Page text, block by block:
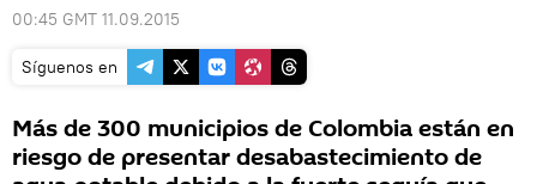
00:45 GMT 11.09.2015
Síguenos en
Más de 300 municipios de Colombia están en
riesgo de presentar desabastecimiento de